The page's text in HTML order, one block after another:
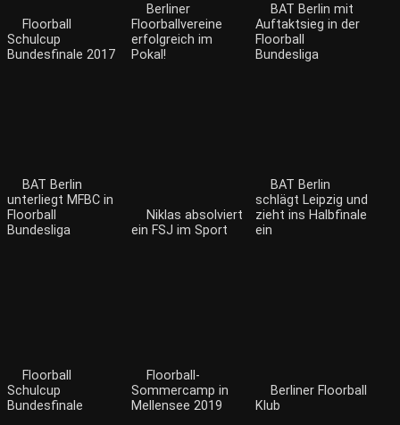
Floorball
Schulcup
Bundesfinale 2017
Berliner
Floorballvereine
erfolgreich im
Pokal!
BAT Berlin mit
Auftaktsieg in der
Floorball
Bundesliga
BAT Berlin
unterliegt MFBC in
Floorball
Bundesliga
Niklas absolviert
ein FSJ im Sport
BAT Berlin
schlägt Leipzig und
zieht ins Halbfinale
ein
Floorball
Schulcup
Bundesfinale
Floorball-
Sommercamp in
Mellensee 2019
Berliner Floorball
Klub